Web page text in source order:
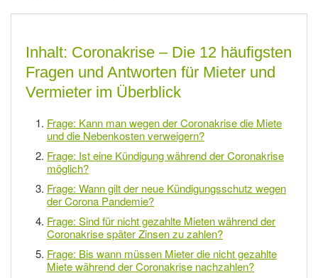
Inhalt: Coronakrise – Die 12 häufigsten
Fragen und Antworten für Mieter und
Vermieter im Überblick
Frage: Kann man wegen der Coronakrise die Miete
und die Nebenkosten verweigern?
Frage: Ist eine Kündigung während der Coronakrise
möglich?
Frage: Wann gilt der neue Kündigungsschutz wegen
der Corona Pandemie?
Frage: Sind für nicht gezahlte Mieten während der
Coronakrise später Zinsen zu zahlen?
Frage: Bis wann müssen Mieter die nicht gezahlte
Miete während der Coronakrise nachzahlen?